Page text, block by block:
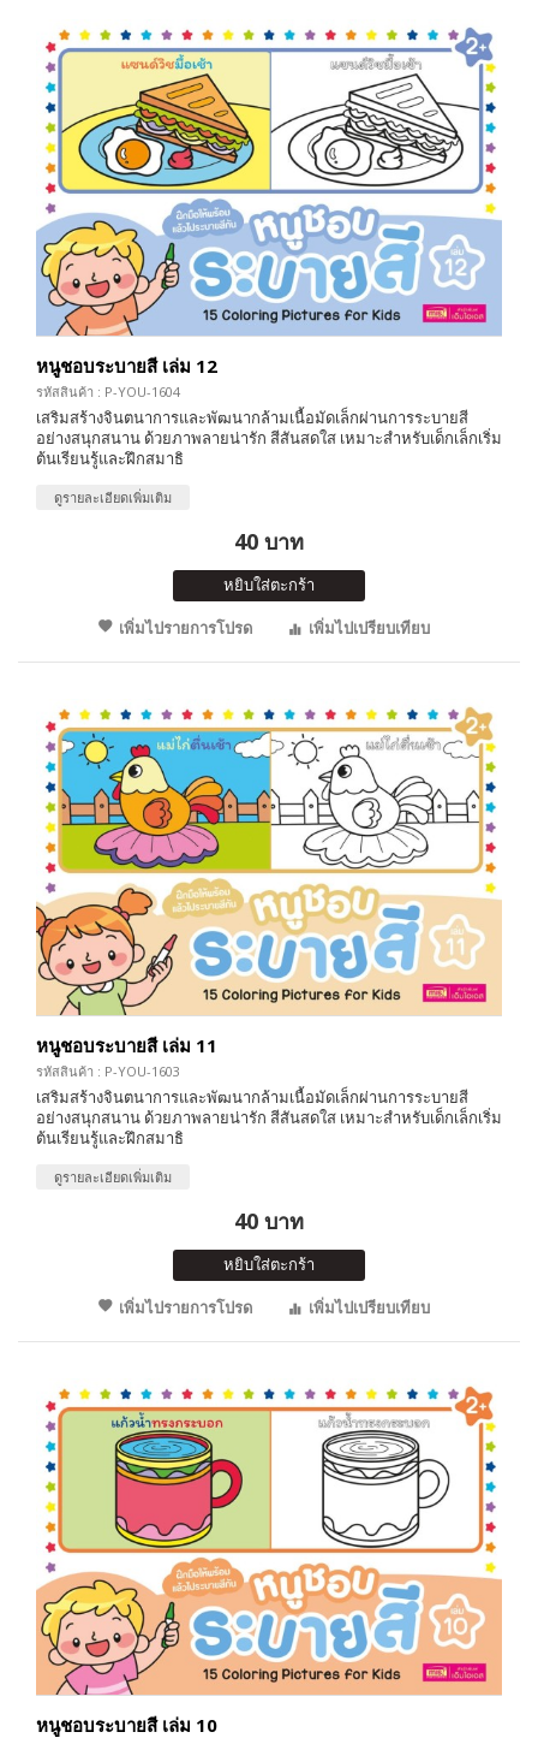
หนูชอบระบายสี เล่ม 12
รหัสสินค้า : P-YOU-1604
เสริมสร้างจินตนาการและพัฒนากล้ามเนื้อมัดเล็กผ่านการระบายสี
อย่างสนุกสนาน ด้วยภาพลายน่ารัก สีสันสดใส เหมาะสำหรับเด็กเล็กเริ่ม
ต้นเรียนรู้และฝึกสมาธิ
ดูรายละเอียดเพิ่มเติม
40 บาท
หยิบใส่ตะกร้า
เพิ่มไปรายการโปรด
เพิ่มไปเปรียบเทียบ
หนูชอบระบายสี เล่ม 11
รหัสสินค้า : P-YOU-1603
เสริมสร้างจินตนาการและพัฒนากล้ามเนื้อมัดเล็กผ่านการระบายสี
อย่างสนุกสนาน ด้วยภาพลายน่ารัก สีสันสดใส เหมาะสำหรับเด็กเล็กเริ่ม
ต้นเรียนรู้และฝึกสมาธิ
ดูรายละเอียดเพิ่มเติม
40 บาท
หยิบใส่ตะกร้า
เพิ่มไปรายการโปรด
เพิ่มไปเปรียบเทียบ
หนูชอบระบายสี เล่ม 10